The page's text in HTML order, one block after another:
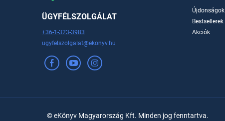
ÜGYFÉLSZOLGÁLAT
+36-1-323-3983
ugyfelszolgalat@ekonyv.hu
Újdonságok
Bestsellerek
Akciók
© eKönyv Magyarország Kft. Minden jog fenntartva.